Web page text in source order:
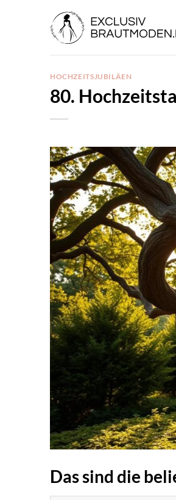
HOCHZEITSJUBILÄEN
80.
Das sind die